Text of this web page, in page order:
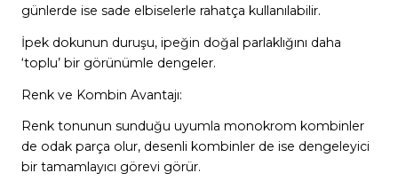
günlerde ise sade elbiselerle rahatça kullanılabilir.
İpek dokunun duruşu, ipeğin doğal parlaklığını daha
‘toplu’ bir görünümle dengeler.
Renk ve Kombin Avantajı:
Renk tonunun sunduğu uyumla monokrom kombinler
de odak parça olur, desenli kombinler de ise dengeleyici
bir tamamlayıcı görevi görür.